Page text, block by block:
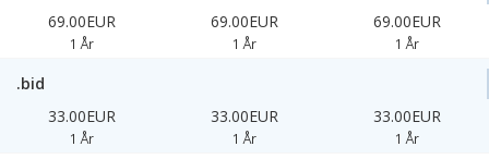
69.00EUR
1 År
69.00EUR
1 År
69.00EUR
1 År
.bid
33.00EUR
1 År
33.00EUR
1 År
33.00EUR
1 År